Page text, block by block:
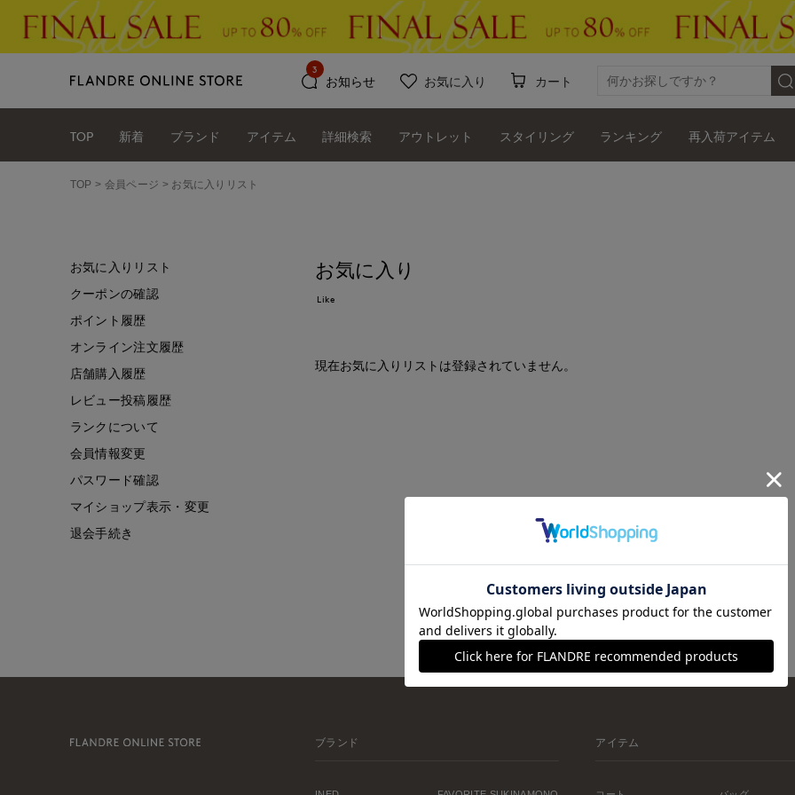
お知らせ
3
お気に入り カート
TOP 新着 ブランド アイテム 詳細検索 アウトレット スタイリング ランキング 再入荷アイテム
TOP 会員ページ お気に入りリスト
お気に入り
Like
現在お気に入りリストは登録されていません。
お気に入りリスト
クーポンの確認
ポイント履歴
オンライン注文履歴
店舗購入履歴
レビュー投稿履歴
ランクについて
会員情報変更
パスワード確認
マイショップ表示・変更
退会手続き
ブランド アイテム